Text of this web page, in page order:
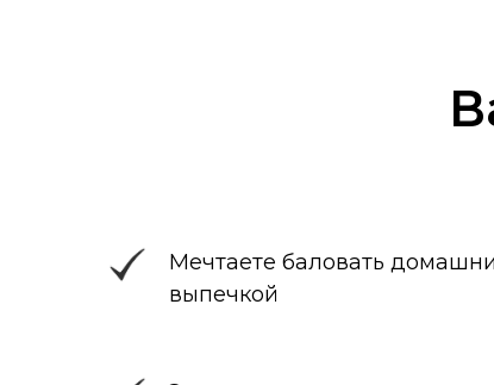
Мечтаете баловать
выпечкой